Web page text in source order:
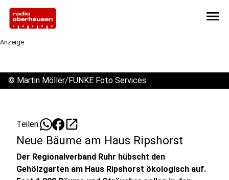
menu
Anzeige
© Martin Möller/FUNKE Foto Services
Teilen: open_in_new
Neue Bäume am Haus Ripshorst
Der Regionalverband Ruhr hübscht den
Gehölzgarten am Haus Ripshorst ökologisch auf.